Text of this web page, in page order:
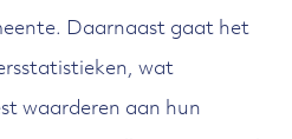
Daarnaast gaat het
wat
waarderen aan hun